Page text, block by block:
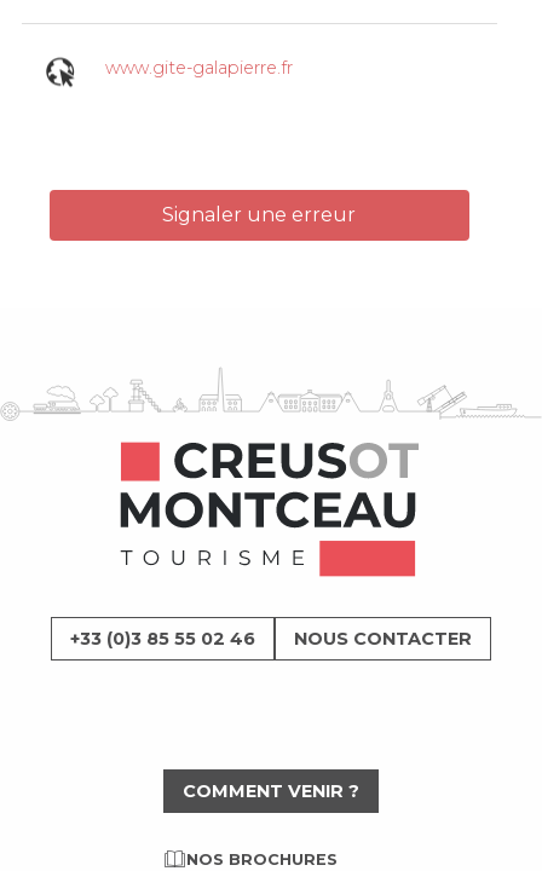
www.gite-galapierre.fr
Signaler une erreur
COMMENT VENIR ?
NOS BROCHURES
+33 (0)3 85 55 02 46 NOUS CONTACTER